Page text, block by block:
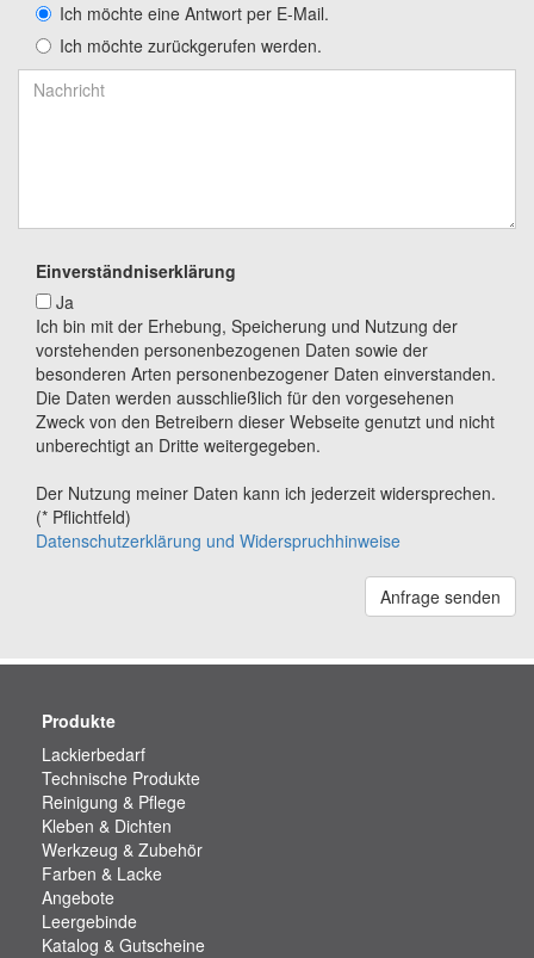
Ich möchte eine Antwort per E-Mail.
Ich möchte zurückgerufen werden.
Einverständniserklärung
Ja
Ich bin mit der Erhebung, Speicherung und Nutzung der
vorstehenden personenbezogenen Daten sowie der
besonderen Arten personenbezogener Daten einverstanden.
Die Daten werden ausschließlich für den vorgesehenen
Zweck von den Betreibern dieser Webseite genutzt und nicht
unberechtigt an Dritte weitergegeben.
Der Nutzung meiner Daten kann ich jederzeit widersprechen.
(* Pflichtfeld)
Datenschutzerklärung und Widerspruchhinweise
Anfrage senden
Produkte
Lackierbedarf
Technische Produkte
Reinigung & Pflege
Kleben & Dichten
Werkzeug & Zubehör
Farben & Lacke
Angebote
Leergebinde
Katalog & Gutscheine